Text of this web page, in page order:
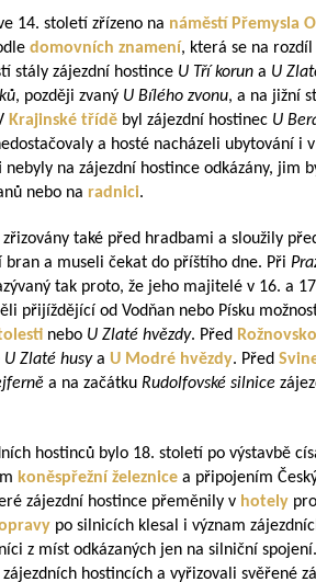
14. století zřízeno na náměstí Přemysla
domovních znamení, která se na
stály zájezdní hostince U Tří korun a U
, později zvaný U Bílého zvonu, a na jižní
Krajinské třídě byl zájezdní hostinec U
a hosté nacházeli ubytování i
na zájezdní hostince odkázány, jim
nebo na radnici.
také před hradbami a sloužily
a museli čekat do příštího dne. Při
tak proto, že jeho majitelé v 16. a
přijíždějící od Vodňan nebo Písku
nebo U Zlaté hvězdy. Před
U Zlaté husya U Modré hvězdy. Před
a na začátku Rudolfovské silnice
hostinců bylo 18. století po výstavbě
koněspřežní železnice a připojením
zájezdní hostince přeměnily v hotely
po silnicích klesal i význam
z míst odkázaných jen na silniční
hostincích a vyřizovali svěřené